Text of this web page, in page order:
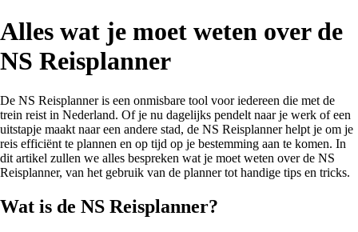
Alles wat je moet weten over de
NS Reisplanner
De NS Reisplanner is een onmisbare tool voor iedereen die met de
trein reist in Nederland. Of je nu dagelijks pendelt naar je werk of een
uitstapje maakt naar een andere stad, de NS Reisplanner helpt je om je
reis efficiënt te plannen en op tijd op je bestemming aan te komen. In
dit artikel zullen we alles bespreken wat je moet weten over de NS
Reisplanner, van het gebruik van de planner tot handige tips en tricks.
Wat is de NS Reisplanner?